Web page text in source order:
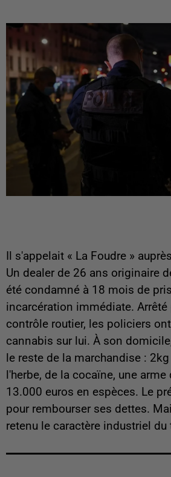
Il s'appelait « La Foudre »
Un dealer de 26 ans originaire
été condamné à 18 mois de
incarcération immédiate.
contrôle routier, les policiers
cannabis sur lui. À son
le reste de la marchandise :
l'herbe, de la cocaïne, une
13.000 euros en espèces. Le
pour rembourser ses dettes.
retenu le caractère industriel du